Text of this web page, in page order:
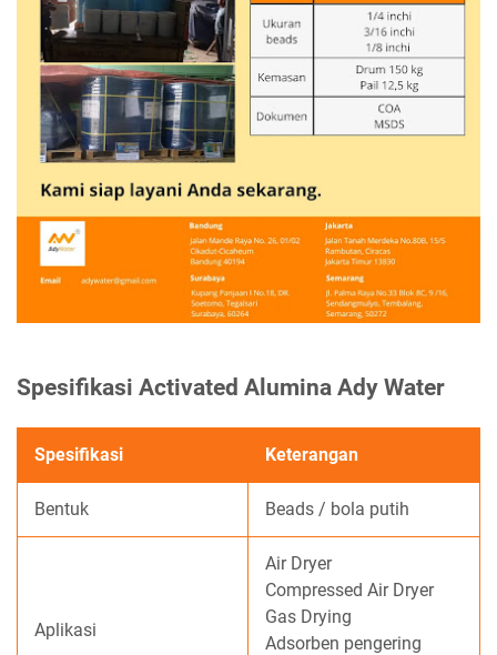
Spesifikasi Activated Alumina Ady Water
Spesifikasi Keterangan
Bentuk Beads / bola putih
Aplikasi
Air Dryer
Compressed Air Dryer
Gas Drying
Adsorben pengering